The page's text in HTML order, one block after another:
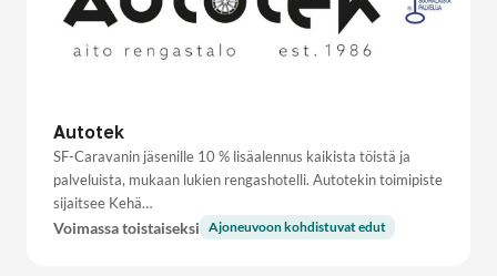
Autotek
SF-Caravanin jäsenille 10 % lisäalennus kaikista töistä ja
palveluista, mukaan lukien rengashotelli. Autotekin toimipiste
sijaitsee Kehä…
Voimassa toistaiseksi Ajoneuvoon kohdistuvat edut